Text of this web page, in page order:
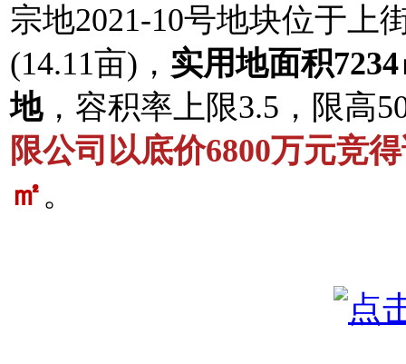
宗地2021-10号地块位于上
(14.11亩)， 实用地面积
地，容积率上限3.5，限高
限公司以底价6800万元竞
㎡。